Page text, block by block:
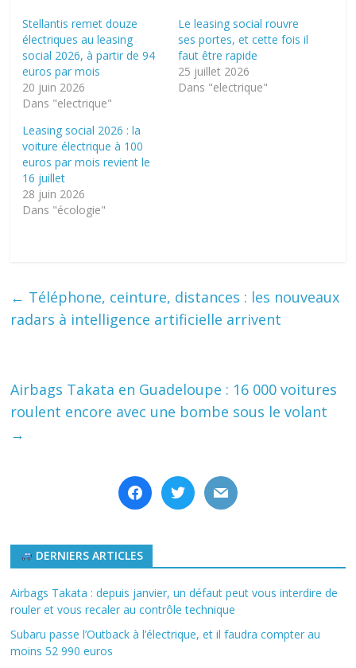
Stellantis remet douze
électriques au leasing
social 2026, à partir de 94
euros par mois
20 juin 2026
Dans "electrique"
Le leasing social rouvre
ses portes, et cette fois il
faut être rapide
25 juillet 2026
Dans "electrique"
Leasing social 2026 : la
voiture électrique à 100
euros par mois revient le
16 juillet
28 juin 2026
Dans "écologie"
← Téléphone, ceinture, distances : les nouveaux
radars à intelligence artificielle arrivent
Airbags Takata en Guadeloupe : 16 000 voitures
roulent encore avec une bombe sous le volant
→
facebooktwitter mail
DERNIERS ARTICLES
Airbags Takata : depuis janvier, un défaut peut vous interdire de
rouler et vous recaler au contrôle technique
Subaru passe l’Outback à l’électrique, et il faudra compter au
moins 52 990 euros